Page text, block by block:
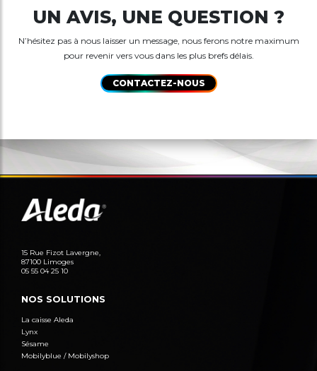
UN AVIS, UNE QUESTION ?
N’hésitez pas à nous laisser un message, nous ferons notre maximum
pour revenir vers vous dans les plus brefs délais.
CONTACTEZ-NOUS
15 Rue Fizot Lavergne,
87100 Limoges
05 55 04 25 10
NOS SOLUTIONS
La caisse Aleda
Lynx
Sésame
Mobilyblue / Mobilyshop